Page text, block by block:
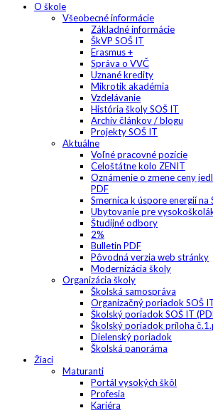
O škole
Všeobecné informácie
Základné informácie
ŠkVP SOŠ IT
Erasmus +
Správa o VVČ
Uznané kredity
Mikrotik akadémia
Vzdelávanie
História školy SOŠ IT
Archív článkov / blogu
Projekty SOŠ IT
Aktuálne
Voľné pracovné pozície
Celoštátne kolo ZENIT
Oznámenie o zmene ceny
PDF
Smernica k úspore energií na
Ubytovanie pre
Študijné odbory
2%
Bulletin PDF
Pôvodná verzia web stránky
Modernizácia školy
Organizácia školy
Školská samospráva
Organizačný poriadok SOŠ
Školský poriadok SOŠ IT
Školský poriadok príloha
Dielenský poriadok
Školská panoráma
Žiaci
Maturanti
Portál vysokých škôl
Profesia
Kariéra